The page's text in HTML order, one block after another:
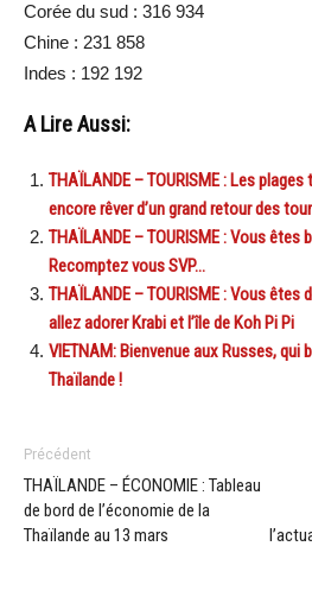
Corée du sud : 316 934
Chine : 231 858
Indes : 192 192
A Lire Aussi:
THAÏLANDE – TOURISME : Les
encore rêver d’un grand retour des
THAÏLANDE – TOURISME : Vous êtes
Recomptez vous SVP…
THAÏLANDE – TOURISME : Vous êtes
allez adorer Krabi et l’île de Koh Pi Pi
VIETNAM: Bienvenue aux Russes, qui
Thaïlande !
Précédent
THAÏLANDE – ÉCONOMIE : Tableau
de bord de l’économie de la
Thaïlande au 13 mars